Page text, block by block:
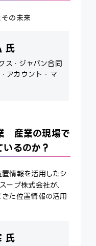
の未来
氏
ス・ジャパン合同
アカウント・マ
産業の現場で
るのか？
情報を活用したシ
ープ株式会社が、
た位置情報の活用
氏